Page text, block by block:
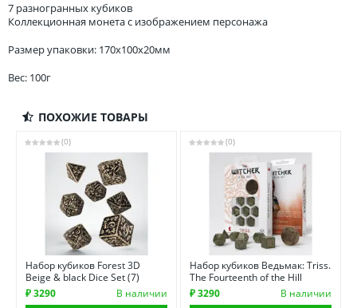
7 разногранных кубиков
Коллекционная монета с изображением персонажа
Размер упаковки: 170x100x20мм
Вес: 100г
ПОХОЖИЕ ТОВАРЫ
(0)
Набор кубиков Forest 3D
Beige & black Dice Set (7)
₽ 3290
В наличии
(0)
Набор кубиков Ведьмак: Triss.
The Fourteenth of the Hill
₽ 3290
В наличии